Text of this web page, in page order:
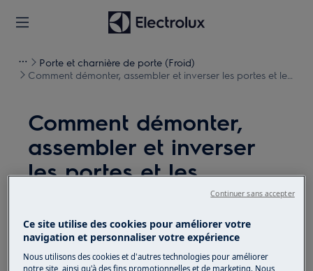
Porte et charnière de porte (Froid)
Comment démonter, assembler et inverser les portes et les
Comment démonter,
assembler et inverser
les portes et les
Solution
Avant toute opération de maintenance, éteignez
Ce site utilise des cookies pour améliorer votre
navigation et personnaliser votre expérience
Nous utilisons des cookies et d'autres technologies pour améliorer
notre site, ainsi qu'à des fins promotionnelles et de marketing. Nous
Continuer sans accepter